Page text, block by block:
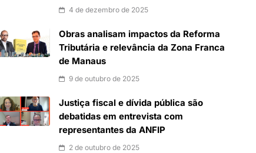
4 de dezembro de 2025
Obras analisam impactos da Reforma
Tributária e relevância da Zona Franca
de Manaus
9 de outubro de 2025
Justiça fiscal e dívida pública são
debatidas em entrevista com
representantes da ANFIP
2 de outubro de 2025